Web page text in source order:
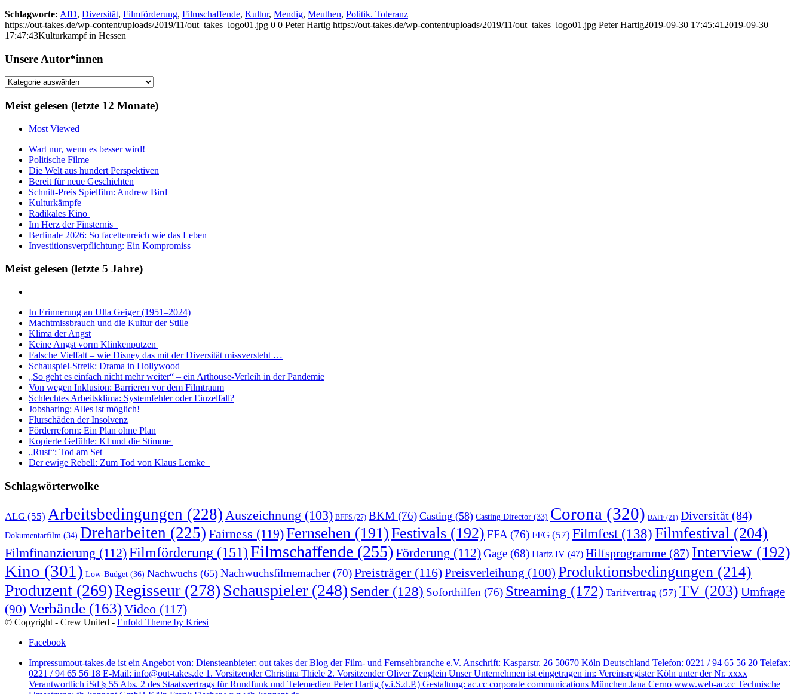
Schlagworte: AfD, Diversität, Filmförderung, Filmschaffende, Kultur, Mendig, Meuthen, Politik. Toleranz
https://out-takes.de/wp-content/uploads/2019/11/out_takes_logo01.jpg 0 0 Peter Hartig https://out-takes.de/wp-content/uploads/2019/11/out_takes_logo01.jpg Peter Hartig2019-09-30 17:45:41 2019-09-30
17:47:43Kulturkampf in Hessen
Unsere Autor*innen
Unsere
Meist gelesen (letzte 12 Monate)
Most Viewed
Wart nur, wenn es besser wird!
Politische Filme
Die Welt aus hundert Perspektiven
Bereit für neue Geschichten
Schnitt-Preis Spielfilm: Andrew Bird
Kulturkämpfe
Radikales Kino
Im Herz der Finsternis
Berlinale 2026: So facettenreich wie das Leben
Investitionsverpflichtung: Ein Kompromiss
Meist gelesen (letzte 5 Jahre)
In Erinnerung an Ulla Geiger (1951–2024)
Machtmissbrauch und die Kultur der Stille
Klima der Angst
Keine Angst vorm Klinkenputzen
Falsche Vielfalt – wie Disney das mit der Diversität missversteht …
Schauspiel-Streik: Drama in Hollywood
„So geht es einfach nicht mehr weiter“ – ein Arthouse-Verleih in der Pandemie
Von wegen Inklusion: Barrieren vor dem Filmtraum
Schlechtes Arbeitsklima: Systemfehler oder Einzelfall?
Jobsharing: Alles ist möglich!
Flurschäden der Insolvenz
Förderreform: Ein Plan ohne Plan
Kopierte Gefühle: KI und die Stimme
„Rust“: Tod am Set
Der ewige Rebell: Zum Tod von Klaus Lemke
Schlagwörterwolke
ALG (55) Arbeitsbedingungen (228) Auszeichnung (103) BFFS (27) BKM (76) Casting (58) Casting Director (33) Corona (320) DAFF (21) Diversität (84)
Dokumentarfilm (34) Dreharbeiten (225) Fairness (119)Fernsehen (191)Festivals (192) FFA (76) FFG (57) Filmfest (138)Filmfestival (204)
Filmfinanzierung (112)Filmförderung (151)Filmschaffende (255) Förderung (112)Gage (68) Hartz IV (47) Hilfsprogramme (87) Interview (192)
Kino (301) Low-Budget (36) Nachwuchs (65) Nachwuchsfilmemacher(70)Preisträger(116)Preisverleihung (100) Produktionsbedingungen (214)
Produzent (269)Regisseur (278)Schauspieler (248) Sender (128) Soforthilfen (76) Streaming (172) Tarifvertrag (57) TV (203) Umfrage
(90) Verbände (163)Video (117)
© Copyright - Crew United - Enfold Theme by Kriesi
Facebook
Impressumout-takes.de ist ein Angebot von: Diensteanbieter: out takes der Blog der Film- und Fernsehbranche e.V. Anschrift: Kasparstr. 26 50670 Köln Deutschland Telefon: 0221 / 94 65 56 20 Telefax:
0221 / 94 65 56 18 E-Mail: info@out-takes.de 1. Vorsitzender Christina Thiele 2. Vorsitzender Oliver Zenglein Unser Unternehmen ist eingetragen im: Vereinsregister Köln unter der Nr. xxxx
Verantwortlich iSd § 55 Abs. 2 des Staatsvertrags für Rundfunk und Telemedien Peter Hartig (v.i.S.d.P.) Gestaltung: ac.cc corporate communications München Jana Cerno www.web-ac.cc Technische